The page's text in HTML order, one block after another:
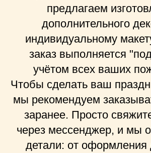
предлагаем
дополнительного
индивидуальному
заказ выполняется
учётом всех ваших
Чтобы сделать ваш
мы рекомендуем
заранее. Просто
через мессенджер, и мы
детали: от оформления